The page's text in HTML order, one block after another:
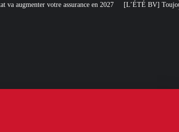
en 2027 [L’ÉTÉ BV] Toujours plus de taxes : la France